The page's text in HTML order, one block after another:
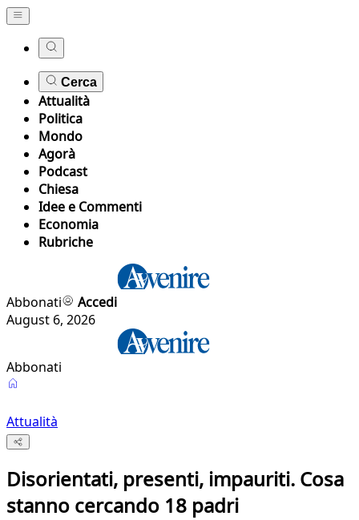
Cerca
Attualità
Politica
Mondo
Agorà
Podcast
Chiesa
Idee e Commenti
Economia
Rubriche
Abbonati
Accedi
August 6, 2026
Abbonati
Attualità
Disorientati, presenti, impauriti. Cosa
stanno cercando 18 padri